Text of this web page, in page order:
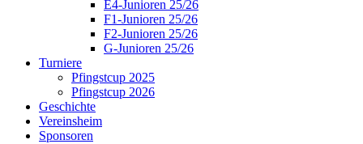
E4-Junioren 25/26
F1-Junioren 25/26
F2-Junioren 25/26
G-Junioren 25/26
Turniere
Pfingstcup 2025
Pfingstcup 2026
Geschichte
Vereinsheim
Sponsoren